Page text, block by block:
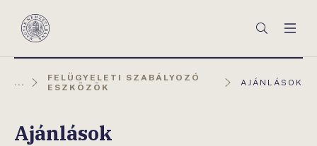
Magyar
Keresés
...
FELÜGYELETI SZABÁLYOZÓ
ESZKÖZÖK
AKTUÁLIS
AJÁNLÁSOK
Ajánlások